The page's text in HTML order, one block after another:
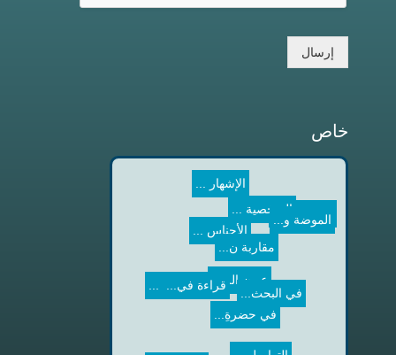
إرسال
خاص
الأجناس ...
ترجمة لق...
عيون الل...
الشخصية ...
الإشهار ...
في البحث...
مقاربة ن...
الموضة و...